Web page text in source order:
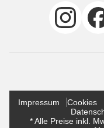
Impressum Cookies
* Alle Preise inkl.